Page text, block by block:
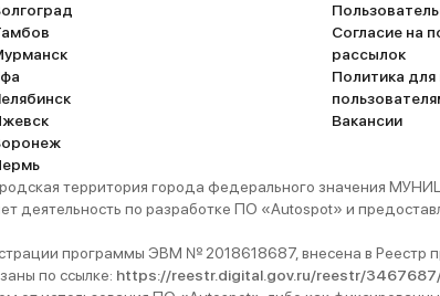
Согласие на
рассылок
Политика для
Вакансии
территория города федерального значения
по разработке ПО «Autospot» и
программы ЭВМ № 2018618687, внесена в Реестр
по ссылке: https://reestr.digital.gov.ru/reestr/